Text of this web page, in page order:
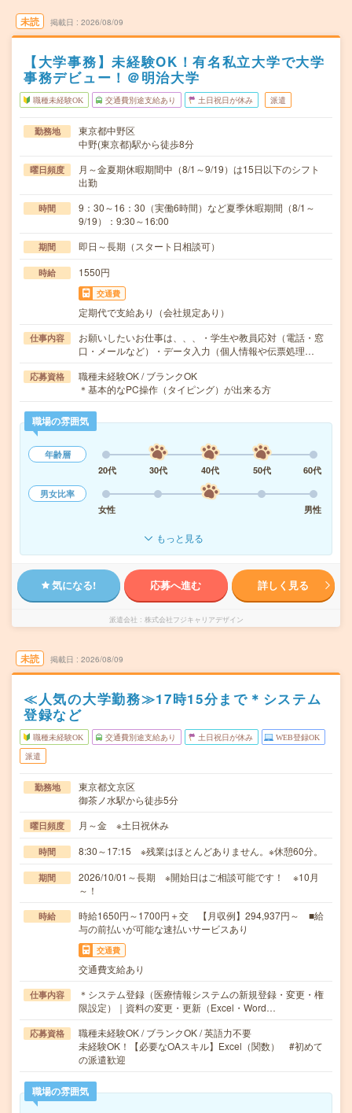
未読 掲載日 2026/08/09
【大学事務】未経験OK！有名私立大学で大学
事務デビュー！＠明治大学
職種未経験OK 交通費別途支給あり 土日祝日が休み 派遣
勤務地
東京都中野区
中野(東京都)駅から徒歩8分
曜日頻度
月～金夏期休暇期間中（8/1～9/19）は15日以下のシフト
出勤
時間
9：30～16：30（実働6時間）など夏季休暇期間（8/1～
9/19）：9:30～16:00
期間 即日～長期（スタート日相談可）
時給 1550円
交通費
定期代で支給あり（会社規定あり）
仕事内容
お願いしたいお仕事は、、、・学生や教員応対（電話・窓
口・メールなど）・データ入力（個人情報や伝票処理…
応募資格
職種未経験OK / ブランクOK
＊基本的なPC操作（タイピング）が出来る方
職場の雰囲気
年齢層
20代
30代 40代 50代
60代
男女比率
女性
男性
もっと見る
気になる! 応募へ進む 詳しく見る
派遣会社 株式会社フジキャリアデザイン
未読 掲載日 2026/08/09
≪人気の大学勤務≫17時15分まで＊システム
登録など
職種未経験OK 交通費別途支給あり 土日祝日が休み WEB登録OK
派遣
勤務地
東京都文京区
御茶ノ水駅から徒歩5分
曜日頻度 月～金 ※土日祝休み
時間 8:30～17:15 ※残業はほとんどありません。※休憩60分。
期間
2026/10/01～長期 ※開始日はご相談可能です！ ※10月
～！
時給
時給1650円～1700円＋交 【月収例】294,937円～ ■給
与の前払いが可能な速払いサービスあり
交通費
交通費支給あり
仕事内容
＊システム登録（医療情報システムの新規登録・変更・権
限設定）｜資料の変更・更新（Excel・Word…
応募資格
職種未経験OK / ブランクOK / 英語力不要
未経験OK！【必要なOAスキル】Excel（関数） #初めて
の派遣歓迎
職場の雰囲気